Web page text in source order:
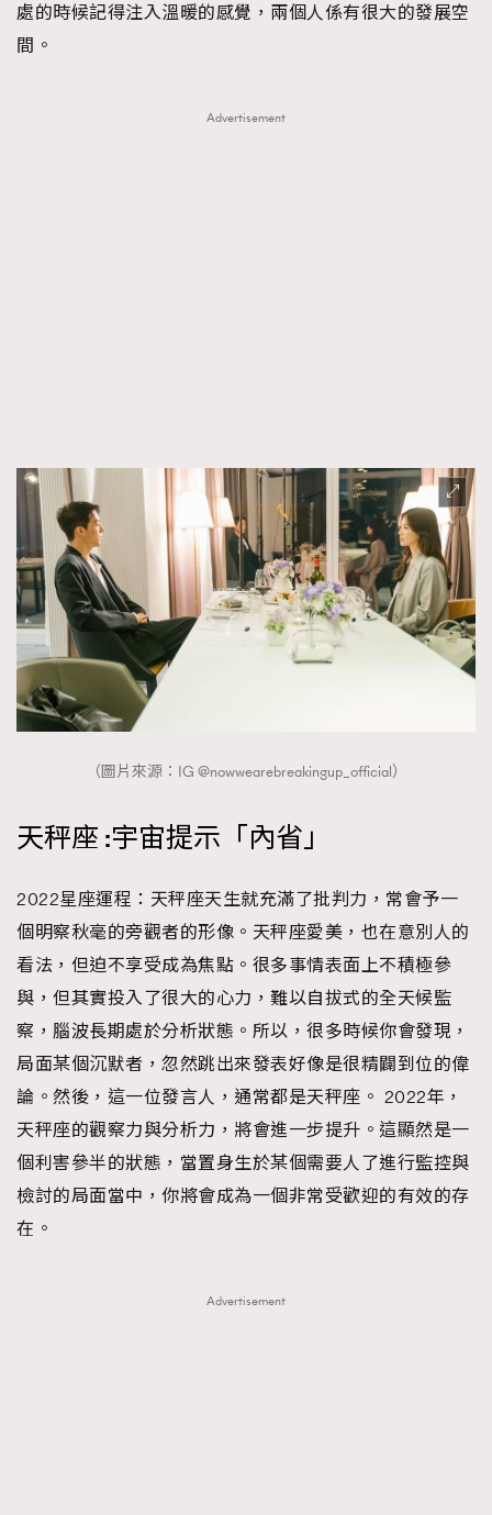
處的時候記得注入溫暖的感覺，兩個人係有很大的發展空
間。
Advertisement
（圖片來源：IG @nowwearebreakingup_official）
天秤座 :宇宙提示「內省」
2022星座運程：天秤座天生就充滿了批判力，常會予一
個明察秋毫的旁觀者的形像。天秤座愛美，也在意別人的
看法，但迫不享受成為焦點。很多事情表面上不積極參
與，但其實投入了很大的心力，難以自拔式的全天候監
察，腦波長期處於分析狀態。所以，很多時候你會發現，
局面某個沉默者，忽然跳出來發表好像是很精闢到位的偉
論。然後，這一位發言人，通常都是天秤座。 2022年，
天秤座的觀察力與分析力，將會進一步提升。這顯然是一
個利害參半的狀態，當置身生於某個需要人了進行監控與
檢討的局面當中，你將會成為一個非常受歡迎的有效的存
在。
Advertisement